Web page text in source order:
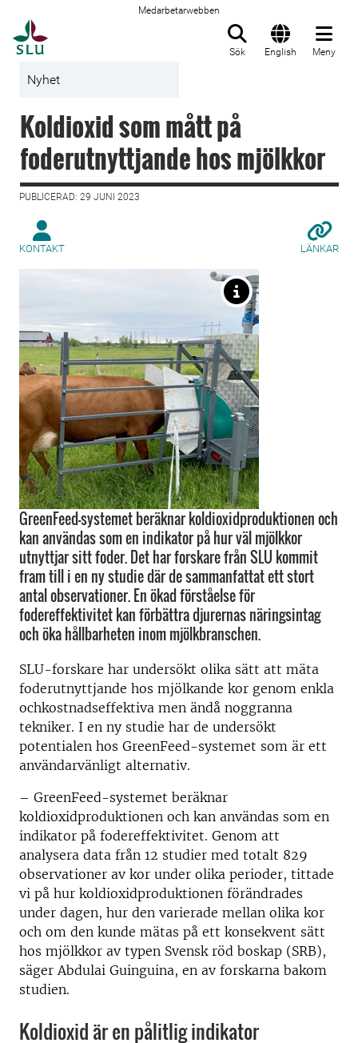
Medarbetarwebben
Sök English Meny
Nyhet
Koldioxid som mått på
foderutnyttjande hos mjölkkor
PUBLICERAD: 29 JUNI 2023
KONTAKT LÄNKAR
GreenFeed-systemet beräknar koldioxidproduktionen och
kan användas som en indikator på hur väl mjölkkor
utnyttjar sitt foder. Det har forskare från SLU kommit
fram till i en ny studie där de sammanfattat ett stort
antal observationer. En ökad förståelse för
fodereffektivitet kan förbättra djurernas näringsintag
och öka hållbarheten inom mjölkbranschen.
SLU-forskare har undersökt olika sätt att mäta
foderutnyttjande hos mjölkande kor genom enkla
ochkostnadseffektiva men ändå noggranna
tekniker. I en ny studie har de undersökt
potentialen hos GreenFeed-systemet som är ett
användarvänligt alternativ.
– GreenFeed-systemet beräknar
koldioxidproduktionen och kan användas som en
indikator på fodereffektivitet. Genom att
analysera data från 12 studier med totalt 829
observationer av kor under olika perioder, tittade
vi på hur koldioxidproduktionen förändrades
under dagen, hur den varierade mellan olika kor
och om den kunde mätas på ett konsekvent sätt
hos mjölkkor av typen Svensk röd boskap (SRB),
säger Abdulai Guinguina, en av forskarna bakom
studien.
Koldioxid är en pålitlig indikator